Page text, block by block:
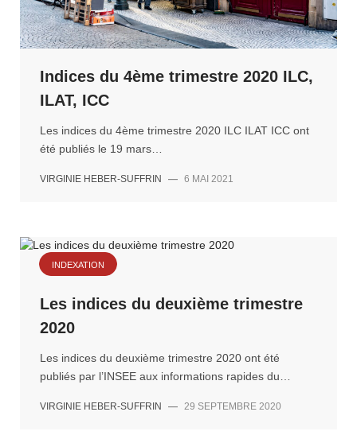
Indices du 4ème trimestre 2020 ILC,
ILAT, ICC
Les indices du 4ème trimestre 2020 ILC ILAT ICC ont
été publiés le 19 mars…
VIRGINIE HEBER-SUFFRIN — 6 MAI 2021
INDEXATION
Les indices du deuxième trimestre
2020
Les indices du deuxième trimestre 2020 ont été
publiés par l’INSEE aux informations rapides du…
VIRGINIE HEBER-SUFFRIN — 29 SEPTEMBRE 2020